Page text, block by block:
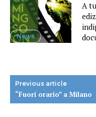
News
A
Previous article
“Fuori orario” a Milano